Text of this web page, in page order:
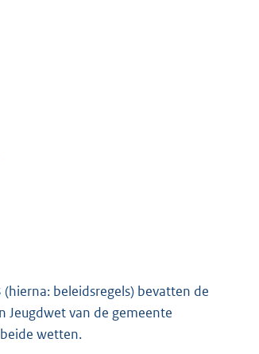
beleidsregels) bevatten de
Jeugdwet van de gemeente
wetten.